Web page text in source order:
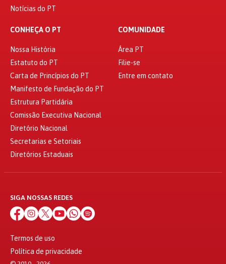
Notícias do PT
CONHEÇA O PT
Nossa História
Estatuto do PT
Carta de Princípios do PT
Manifesto de Fundação do PT
Estrutura Partidária
Comissão Executiva Nacional
Diretório Nacional
Secretarias e Setoriais
Diretórios Estaduais
COMUNIDADE
Área PT
Filie-se
Entre em contato
SIGA NOSSAS REDES
Termos de uso
Política de privacidade